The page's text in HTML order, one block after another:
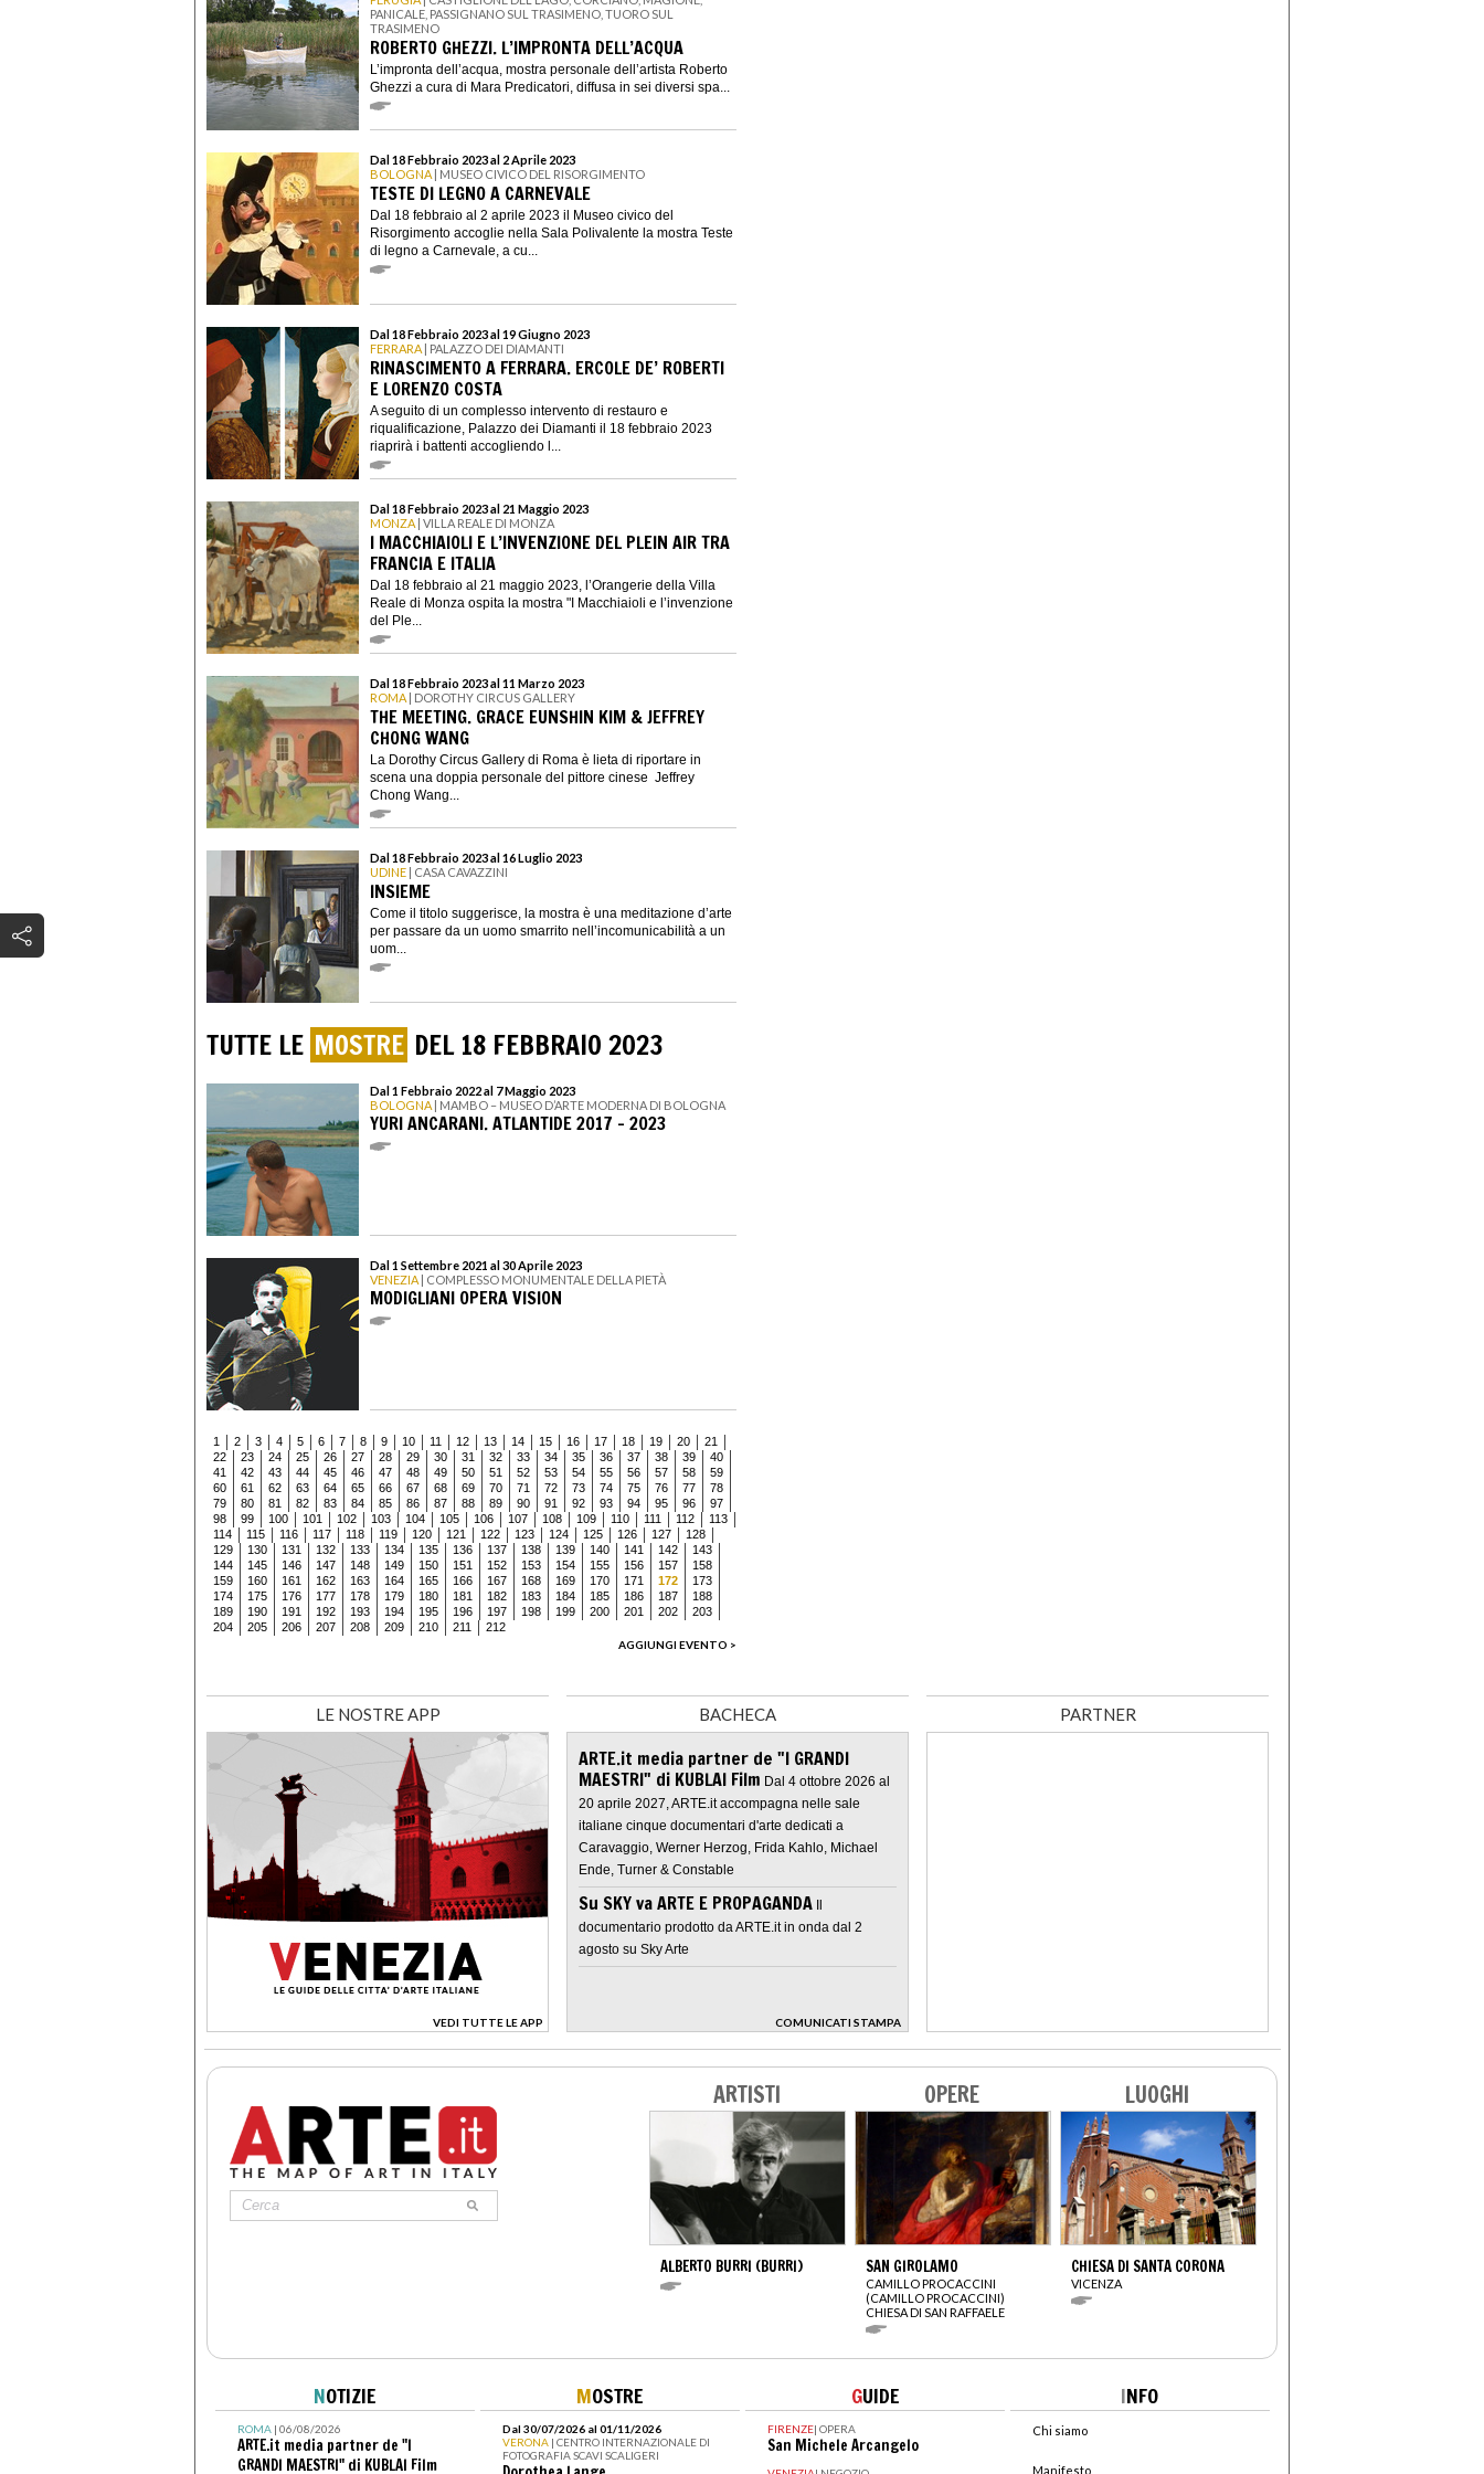
PANICALE, PASSIGNANO SUL TRASIMENO, TUORO SUL
TRASIMENO
ROBERTO GHEZZI. L’IMPRONTA DELL’ACQUA
L’impronta dell’acqua, mostra personale dell’artista Roberto
Ghezzi a cura di Mara Predicatori, diffusa in sei diversi spa...
Dal 18 Febbraio 2023 al 2 Aprile 2023
BOLOGNA | MUSEO CIVICO DEL RISORGIMENTO
TESTE DI LEGNO A CARNEVALE
Dal 18 febbraio al 2 aprile 2023 il Museo civico del
Risorgimento accoglie nella Sala Polivalente la mostra Teste
di legno a Carnevale, a cu...
Dal 18 Febbraio 2023 al 19 Giugno 2023
FERRARA | PALAZZO DEI DIAMANTI
RINASCIMENTO A FERRARA. ERCOLE DE’ ROBERTI
E LORENZO COSTA
A seguito di un complesso intervento di restauro e
riqualificazione, Palazzo dei Diamanti il 18 febbraio 2023
riaprirà i battenti accogliendo l...
Dal 18 Febbraio 2023 al 21 Maggio 2023
MONZA | VILLA REALE DI MONZA
I MACCHIAIOLI E L’INVENZIONE DEL PLEIN AIR TRA
FRANCIA E ITALIA
Dal 18 febbraio al 21 maggio 2023, l’Orangerie della Villa
Reale di Monza ospita la mostra "I Macchiaioli e l’invenzione
del Ple...
Dal 18 Febbraio 2023 al 11 Marzo 2023
ROMA | DOROTHY CIRCUS GALLERY
THE MEETING. GRACE EUNSHIN KIM & JEFFREY
CHONG WANG
La Dorothy Circus Gallery di Roma è lieta di riportare in
scena una doppia personale del pittore cinese Jeffrey
Chong Wang...
Dal 18 Febbraio 2023 al 16 Luglio 2023
UDINE | CASA CAVAZZINI
INSIEME
Come il titolo suggerisce, la mostra è una meditazione d’arte
per passare da un uomo smarrito nell’incomunicabilità a un
uom...
TUTTE LE MOSTRE DEL 18 FEBBRAIO 2023
Dal 1 Febbraio 2022 al 7 Maggio 2023
BOLOGNA | MAMBO – MUSEO D’ARTE MODERNA DI BOLOGNA
YURI ANCARANI. ATLANTIDE 2017 - 2023
Dal 1 Settembre 2021 al 30 Aprile 2023
VENEZIA | COMPLESSO MONUMENTALE DELLA PIETÀ
MODIGLIANI OPERA VISION
1 2 3 4 5 6 7 8 9 10 11 12 13 14 15 16 17 18 19 20
21
22
23 24 25 26 27 28 29 30 31 32 33 34 35 36 37 38 39
40
41
42 43 44 45 46 47 48 49 50 51 52 53 54 55 56 57 58
59
60
61 62 63 64 65 66 67 68 69 70 71 72 73 74 75 76 77
78
79
80 81 82 83 84 85 86 87 88 89 90 91 92 93 94 95 96
97
98
99 100 101 102 103 104 105 106 107 108 109 110 111 112
113
114
115 116 117 118 119 120 121 122 123 124 125 126 127
128
129
130 131 132 133 134 135 136 137 138 139 140 141 142
143
144
145 146 147 148 149 150 151 152 153 154 155 156 157
158
159
160 161 162 163 164 165 166 167 168 169 170 171 172
173
174
175 176 177 178 179 180 181 182 183 184 185 186 187
188
189
190 191 192 193 194 195 196 197 198 199 200 201 202
203
204
205 206 207 208 209 210 211
212
AGGIUNGI EVENTO >
LE NOSTRE APP
VEDI TUTTE LE APP
>
BACHECA
ARTE.it media partner de "I GRANDI
MAESTRI" di KUBLAI Film Dal 4 ottobre 2026 al
20 aprile 2027, ARTE.it accompagna nelle sale
italiane cinque documentari d'arte dedicati a
Caravaggio, Werner Herzog, Frida Kahlo, Michael
Ende, Turner & Constable
Su SKY va ARTE E PROPAGANDA Il
documentario prodotto da ARTE.it in onda dal 2
agosto su Sky Arte
COMUNICATI STAMPA
>
PARTNER
ARTISTI
ALBERTO BURRI (BURRI)
OPERE
SAN GIROLAMO
CAMILLO PROCACCINI
(CAMILLO PROCACCINI)
CHIESA DI SAN RAFFAELE
LUOGHI
CHIESA DI SANTA CORONA
VICENZA
NOTIZIE
ROMA| 06/08/2026
ARTE.it media partner de "I
GRANDI MAESTRI" di KUBLAI Film
MOSTRE
Dal 30/07/2026 al 01/11/2026
VERONA | CENTRO INTERNAZIONALE DI
FOTOGRAFIA SCAVI SCALIGERI
GUIDE
FIRENZE| OPERA
San Michele Arcangelo
INFO
Chi siamo
Manifesto